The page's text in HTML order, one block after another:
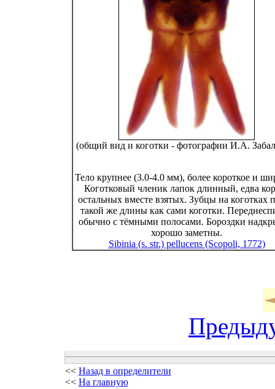
(общий вид и коготки - фотографии И.А.
Тело крупнее (3.0-4.0 мм), более короткое и
Коготковый членик лапок длинный, едва
остальных вместе взятых. Зубцы на коготках
такой же длины как сами коготки.
обычно с тёмными полосами. Бороздки
хорошо заметны.
Sibinia (s. str.) pellucens (Scopoli, 1772)
<< Назад в определители
<< На главную